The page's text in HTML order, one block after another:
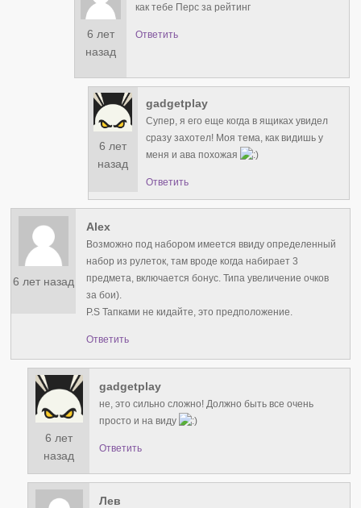
6 лет
назад
как тебе Перс за рейтинг
Ответить
6 лет
назад
gadgetplay
Супер, я его еще когда в ящиках увидел
сразу захотел! Моя тема, как видишь у
меня и ава похожая
Ответить
6 лет назад
Alex
Возможно под набором имеется ввиду определенный
набор из рулеток, там вроде когда набирает 3
предмета, включается бонус. Типа увеличение очков
за бои).
P.S Тапками не кидайте, это предположение.
Ответить
6 лет
назад
gadgetplay
не, это сильно сложно! Должно быть все очень
просто и на виду
Ответить
Лев